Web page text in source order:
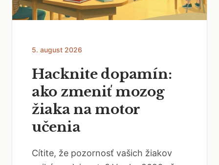
5. august 2026
Hacknite dopamín:
ako zmeniť mozog
žiaka na motor
učenia
Cítite, že pozornosť vašich žiakov